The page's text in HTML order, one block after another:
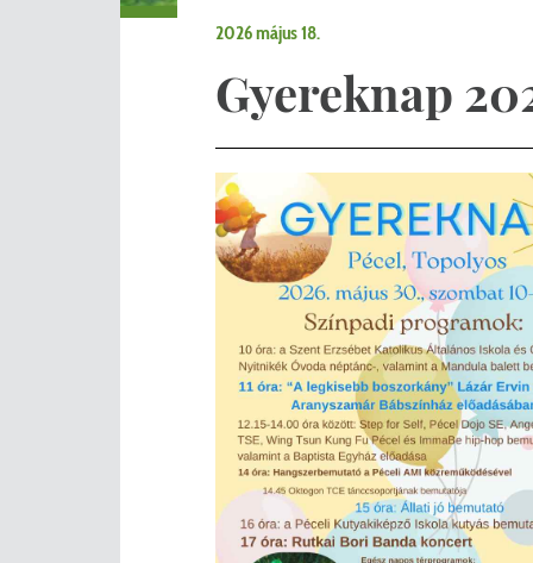
Belső visszaélés bejelentő
2026 május 18.
Gyereknap